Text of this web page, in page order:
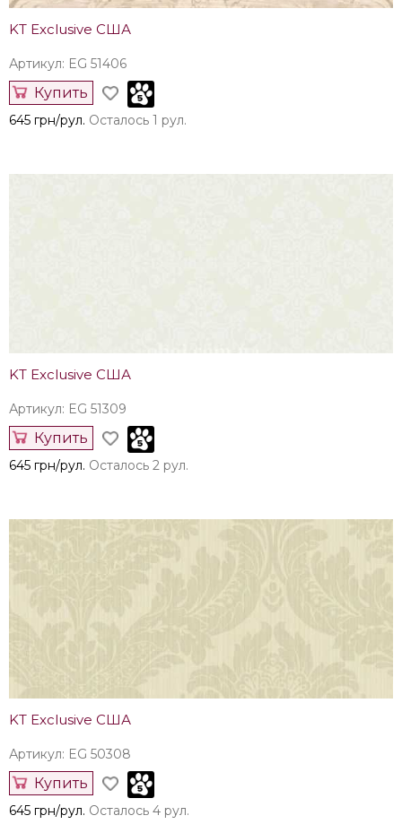
KT Exclusive США
Артикул: EG 51406
Купить
645 грн/рул. Осталось 1 рул.
KT Exclusive США
Артикул: EG 51309
Купить
645 грн/рул. Осталось 2 рул.
KT Exclusive США
Артикул: EG 50308
Купить
645 грн/рул. Осталось 4 рул.